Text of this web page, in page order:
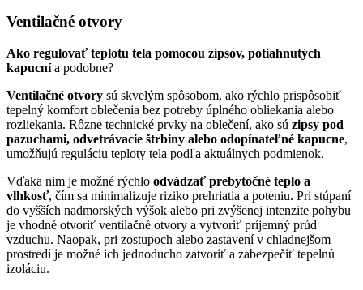
Ventilačné otvory
Ako regulovať teplotu tela pomocou zipsov, potiahnutých
kapucnía podobne?
Ventilačné otvory sú skvelým spôsobom, ako rýchlo prispôsobiť
tepelný komfort oblečenia bez potreby úplného obliekania alebo
rozliekania. Rôzne technické prvky na oblečení, ako sú zipsy pod
pazuchami, odvetrávacie štrbiny alebo odopínateľné kapucne,
umožňujú reguláciu teploty tela podľa aktuálnych podmienok.
Vďaka nim je možné rýchlo odvádzať prebytočné teplo a
vlhkosť, čím sa minimalizuje riziko prehriatia a poteniu. Pri stúpaní
do vyšších nadmorských výšok alebo pri zvýšenej intenzite pohybu
je vhodné otvoriť ventilačné otvory a vytvoriť príjemný prúd
vzduchu. Naopak, pri zostupoch alebo zastavení v chladnejšom
prostredí je možné ich jednoducho zatvoriť a zabezpečiť tepelnú
izoláciu.